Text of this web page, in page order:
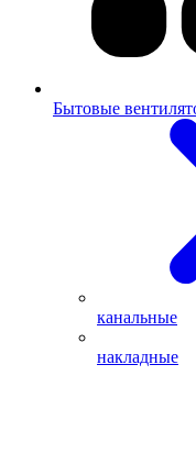
Бытовые
канальные
накладные